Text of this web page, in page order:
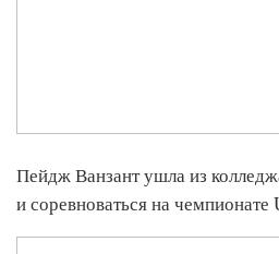
Пейдж Ванзант ушла из
и соревноваться на чемпионате